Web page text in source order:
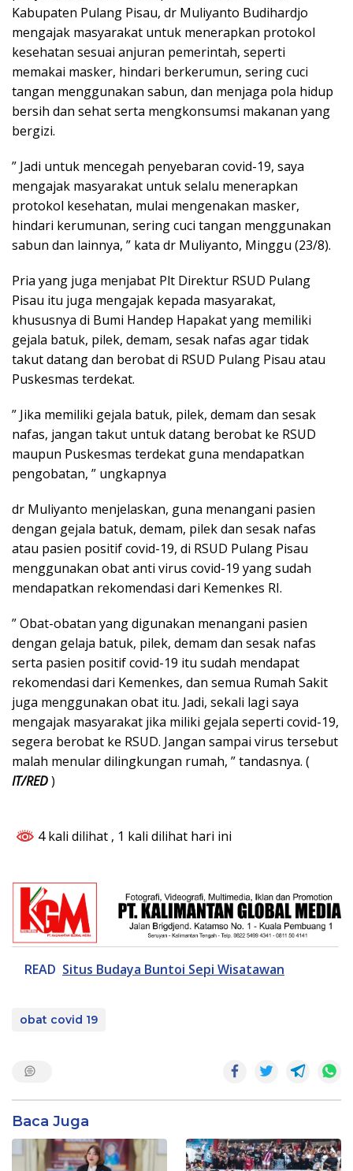
Kabupaten Pulang Pisau, dr Muliyanto Budihardjo
mengajak masyarakat untuk menerapkan protokol
kesehatan sesuai anjuran pemerintah, seperti
memakai masker, hindari berkerumun, sering cuci
tangan menggunakan sabun, dan menjaga pola hidup
bersih dan sehat serta mengkonsumsi makanan yang
bergizi.
” Jadi untuk mencegah penyebaran covid-19, saya
mengajak masyarakat untuk selalu menerapkan
protokol kesehatan, mulai mengenakan masker,
hindari kerumunan, sering cuci tangan menggunakan
sabun dan lainnya, ” kata dr Muliyanto, Minggu (23/8).
Pria yang juga menjabat Plt Direktur RSUD Pulang
Pisau itu juga mengajak kepada masyarakat,
khususnya di Bumi Handep Hapakat yang memiliki
gejala batuk, pilek, demam, sesak nafas agar tidak
takut datang dan berobat di RSUD Pulang Pisau atau
Puskesmas terdekat.
” Jika memiliki gejala batuk, pilek, demam dan sesak
nafas, jangan takut untuk datang berobat ke RSUD
maupun Puskesmas terdekat guna mendapatkan
pengobatan, ” ungkapnya
dr Muliyanto menjelaskan, guna menangani pasien
dengan gejala batuk, demam, pilek dan sesak nafas
atau pasien positif covid-19, di RSUD Pulang Pisau
menggunakan obat anti virus covid-19 yang sudah
mendapatkan rekomendasi dari Kemenkes RI.
” Obat-obatan yang digunakan menangani pasien
dengan gelaja batuk, pilek, demam dan sesak nafas
serta pasien positif covid-19 itu sudah mendapat
rekomendasi dari Kemenkes, dan semua Rumah Sakit
juga menggunakan obat itu. Jadi, sekali lagi saya
mengajak masyarakat jika miliki gejala seperti covid-19,
segera berobat ke RSUD. Jangan sampai virus tersebut
malah menular dilingkungan rumah, ” tandasnya. (
IT/RED)
4 kali dilihat , 1 kali dilihat hari ini
READ Situs Budaya Buntoi Sepi Wisatawan
obat covid 19
Baca Juga